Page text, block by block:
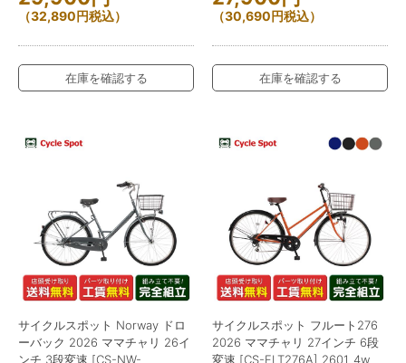
（32,890円税込）
在庫を確認する
（30,690円税込）
在庫を確認する
サイクルスポット Norway ドロ
ーバック 2026 ママチャリ 26イ
ンチ 3段変速 [CS-NW-
サイクルスポット フルート276
2026 ママチャリ 27インチ 6段
変速 [CS-FLT276A] 2601_4w